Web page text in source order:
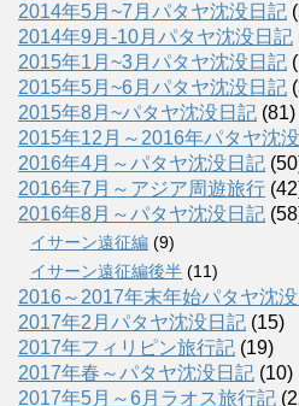
2014年5月~7月パタヤ沈没日記
2014年9月-10月パタヤ沈没日記
2015年1月~3月パタヤ沈没日記
2015年5月~6月パタヤ沈没日記
2015年8月~パタヤ沈没日記 (81)
2015年12月～2016年パタヤ沈
2016年4月～パタヤ沈没日記
2016年7月～アジア周遊旅行
2016年8月～パタヤ沈没日記
イサーン遠征編 (9)
イサーン遠征編後半 (11)
2016～2017年末年始パタヤ沈
2017年2月パタヤ沈没日記 (15)
2017年フィリピン旅行記 (19)
2017年春～パタヤ沈没日記 (10)
2017年5月～6月ラオス旅行記